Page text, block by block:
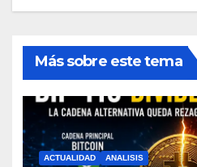
Más sobre este tema
ACTUALIDAD ANALISIS